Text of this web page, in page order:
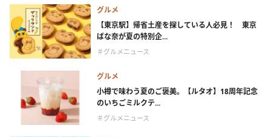
グルメ
【東京駅】帰省土産を探している人必見！ 東京
ばな奈が夏の特別企...
＃グルメニュース
グルメ
小樽で味わう夏のご褒美。【ルタオ】18周年記念
のいちごミルクテ...
＃グルメニュース